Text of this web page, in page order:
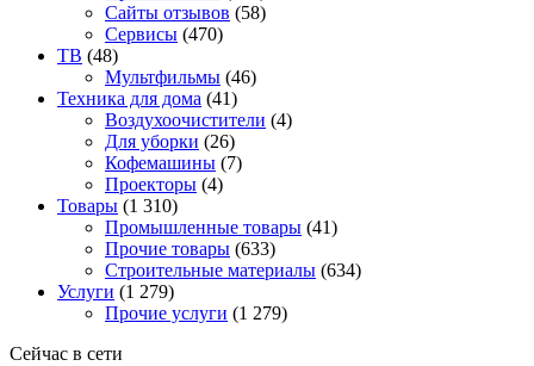
Сайты отзывов (58)
Сервисы (470)
ТВ (48)
Мультфильмы (46)
Техника для дома (41)
Воздухоочистители (4)
Для уборки (26)
Кофемашины (7)
Проекторы (4)
Товары (1 310)
Промышленные товары (41)
Прочие товары (633)
Строительные материалы (634)
Услуги (1 279)
Прочие услуги (1 279)
Сейчас в сети